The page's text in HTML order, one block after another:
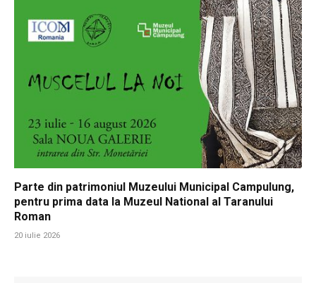
Parte din patrimoniul Muzeului Municipal Campulung,
pentru prima data la Muzeul National al Taranului
Roman
20 iulie 2026